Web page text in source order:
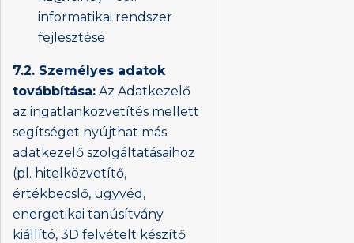
informatikai rendszer
fejlesztése
7.2. Személyes adatok
továbbítása: Az Adatkezelő
az ingatlanközvetítés mellett
segítséget nyújthat más
adatkezelő szolgáltatásaihoz
(pl. hitelközvetítő,
értékbecslő, ügyvéd,
energetikai tanúsítvány
kiállító, 3D felvételt készítő